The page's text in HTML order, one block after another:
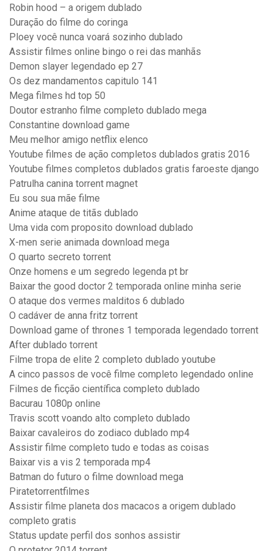
Robin hood – a origem dublado
Duração do filme do coringa
Ploey você nunca voará sozinho dublado
Assistir filmes online bingo o rei das manhãs
Demon slayer legendado ep 27
Os dez mandamentos capitulo 141
Mega filmes hd top 50
Doutor estranho filme completo dublado mega
Constantine download game
Meu melhor amigo netflix elenco
Youtube filmes de ação completos dublados gratis 2016
Youtube filmes completos dublados gratis faroeste django
Patrulha canina torrent magnet
Eu sou sua mãe filme
Anime ataque de titãs dublado
Uma vida com proposito download dublado
X-men serie animada download mega
O quarto secreto torrent
Onze homens e um segredo legenda pt br
Baixar the good doctor 2 temporada online minha serie
O ataque dos vermes malditos 6 dublado
O cadáver de anna fritz torrent
Download game of thrones 1 temporada legendado torrent
After dublado torrent
Filme tropa de elite 2 completo dublado youtube
A cinco passos de você filme completo legendado online
Filmes de ficção científica completo dublado
Bacurau 1080p online
Travis scott voando alto completo dublado
Baixar cavaleiros do zodiaco dublado mp4
Assistir filme completo tudo e todas as coisas
Baixar vis a vis 2 temporada mp4
Batman do futuro o filme download mega
Piratetorrentfilmes
Assistir filme planeta dos macacos a origem dublado
completo gratis
Status update perfil dos sonhos assistir